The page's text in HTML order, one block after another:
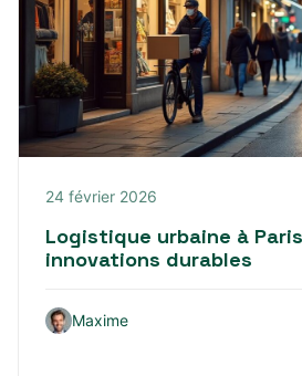
24 février 2026
Logistique urbaine à
innovations durables
Maxime